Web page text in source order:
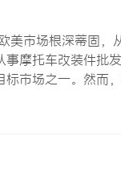
美市场根深蒂固，
摩托车改装件批
市场之一。然而
特点：首先，消…